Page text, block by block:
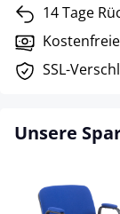
14 Tage
SSL-
Unsere